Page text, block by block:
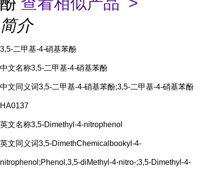
简介
3,5-二甲基-4-硝基苯酚
中文名称3,5-二甲基-4-硝基苯酚
中文同义词3,5-二甲基-4-硝基苯酚;3,5-二甲基-4-硝基苯酚
HA0137
英文名称3,5-Dimethyl-4-nitrophenol
英文同义词3,5-DimethChemicalbookyl-4-
nitrophenol;Phenol,3,5-diMethyl-4-nitro-;3,5-Dimethyl-4-